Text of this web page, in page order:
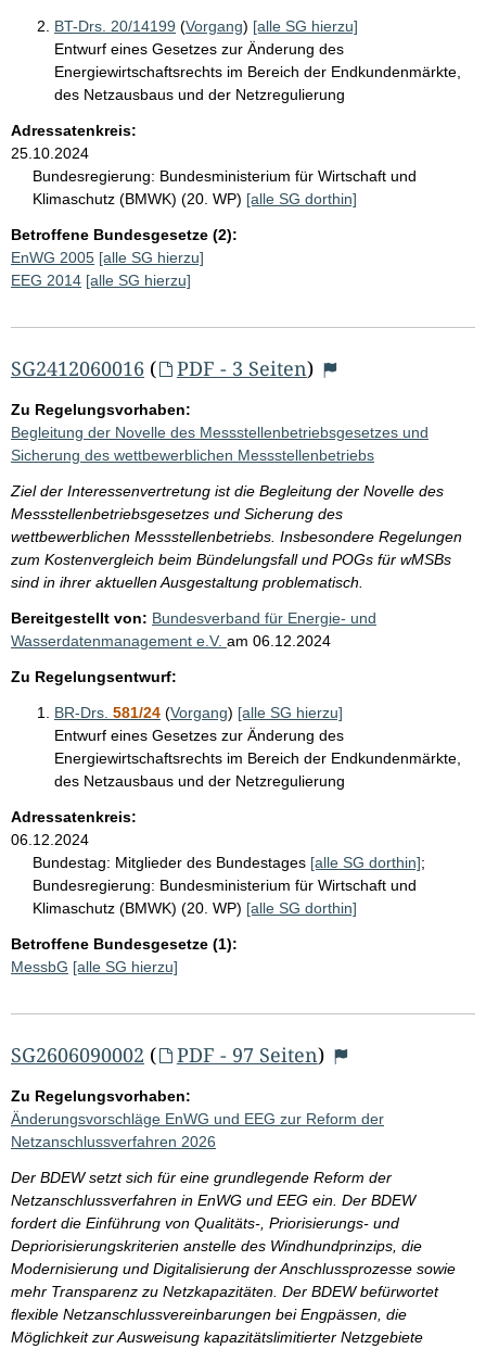
BT-Drs. 20/14199 (Vorgang) [alle SG hierzu]
Entwurf eines Gesetzes zur Änderung des
Energiewirtschaftsrechts im Bereich der Endkundenmärkte,
des Netzausbaus und der Netzregulierung
Adressatenkreis:
25.10.2024
Bundesregierung: Bundesministerium für Wirtschaft und
Klimaschutz (BMWK) (20. WP) [alle SG dorthin]
Betroffene Bundesgesetze (2):
EnWG 2005 [alle SG hierzu]
EEG 2014 [alle SG hierzu]
SG2412060016 ( PDF - 3 Seiten)
Zu Regelungsvorhaben:
Begleitung der Novelle des Messstellenbetriebsgesetzes und
Sicherung des wettbewerblichen Messstellenbetriebs
Ziel der Interessenvertretung ist die Begleitung der Novelle des
Messstellenbetriebsgesetzes und Sicherung des
wettbewerblichen Messstellenbetriebs. Insbesondere Regelungen
zum Kostenvergleich beim Bündelungsfall und POGs für wMSBs
sind in ihrer aktuellen Ausgestaltung problematisch.
Bereitgestellt von: Bundesverband für Energie- und
Wasserdatenmanagement e.V. am 06.12.2024
Zu Regelungsentwurf:
BR-Drs. 581/24 (Vorgang) [alle SG hierzu]
Entwurf eines Gesetzes zur Änderung des
Energiewirtschaftsrechts im Bereich der Endkundenmärkte,
des Netzausbaus und der Netzregulierung
Adressatenkreis:
06.12.2024
Bundestag: Mitglieder des Bundestages [alle SG dorthin];
Bundesregierung: Bundesministerium für Wirtschaft und
Klimaschutz (BMWK) (20. WP) [alle SG dorthin]
Betroffene Bundesgesetze (1):
MessbG [alle SG hierzu]
SG2606090002 ( PDF - 97 Seiten)
Zu Regelungsvorhaben:
Änderungsvorschläge EnWG und EEG zur Reform der
Netzanschlussverfahren 2026
Der BDEW setzt sich für eine grundlegende Reform der
Netzanschlussverfahren in EnWG und EEG ein. Der BDEW
fordert die Einführung von Qualitäts-, Priorisierungs- und
Depriorisierungskriterien anstelle des Windhundprinzips, die
Modernisierung und Digitalisierung der Anschlussprozesse sowie
mehr Transparenz zu Netzkapazitäten. Der BDEW befürwortet
flexible Netzanschlussvereinbarungen bei Engpässen, die
Möglichkeit zur Ausweisung kapazitätslimitierter Netzgebiete